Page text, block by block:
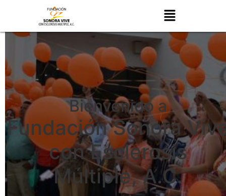
Bienvenido a
Fundación Sonora
con Esclerosis
Múltiple, A.C.